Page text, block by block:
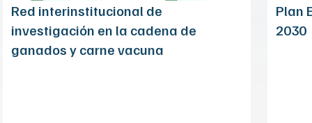
Red interinstitucional de
investigación en la cadena de
ganados y carne vacuna
Plan
2030